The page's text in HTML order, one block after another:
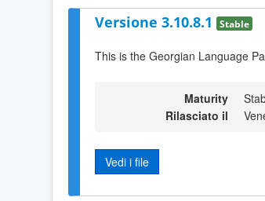
Versione 3.10.8.1 Stable
This is the Georgian Language
Maturity
Rilasciato il
Vedi i file